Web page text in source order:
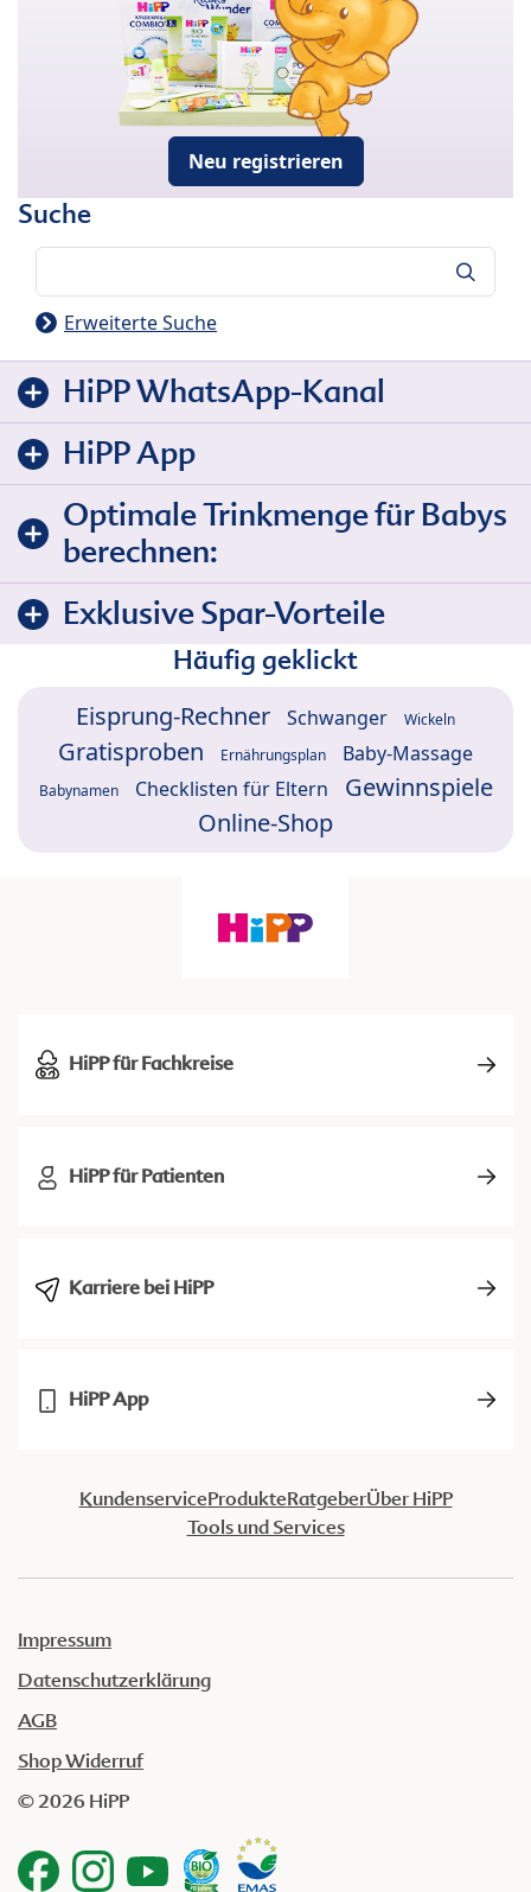
Neu registrieren
Suche
Erweiterte Suche
HiPP WhatsApp-Kanal
HiPP App
Optimale Trinkmenge für Babys
berechnen:
Exklusive Spar-Vorteile
Häufig geklickt
Eisprung-Rechner Schwanger Wickeln
Gratisproben Ernährungsplan Baby-Massage
Babynamen Checklisten für Eltern
Gewinnspiele
Online-Shop
HiPP für Fachkreise
HiPP für Patienten
Karriere bei HiPP
HiPP App
KundenserviceProdukteRatgeberÜber HiPP
Tools und Services
Impressum
Datenschutzerklärung
AGB
Shop Widerruf
© 2026 HiPP